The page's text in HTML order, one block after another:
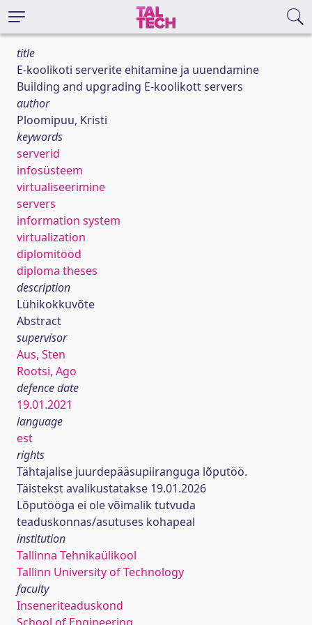
title
E-koolikoti serverite ehitamine ja uuendamine
Building and upgrading E-koolikott servers
author
Ploomipuu, Kristi
keywords
serverid
infosüsteem
virtualiseerimine
servers
information system
virtualization
diplomitööd
diploma theses
description
Lühikokkuvõte
Abstract
supervisor
Aus, Sten
Rootsi, Ago
defence date
19.01.2021
language
est
rights
Tähtajalise juurdepääsupiiranguga lõputöö.
Täistekst avalikustatakse 19.01.2026
Lõputööga ei ole võimalik tutvuda
teaduskonnas/asutuses kohapeal
institution
Tallinna Tehnikaülikool
Tallinn University of Technology
faculty
Inseneriteaduskond